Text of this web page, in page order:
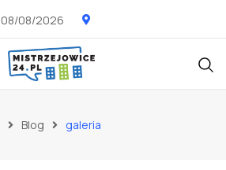
08/08/2026
Blog galeria